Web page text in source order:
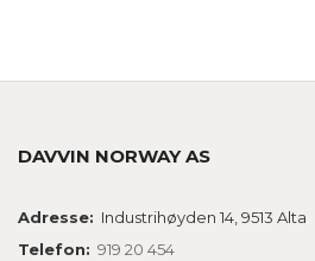
DAVVIN NORWAY AS
Adresse: Industrihøyden 14, 9513 Alta
Telefon: 919 20 454